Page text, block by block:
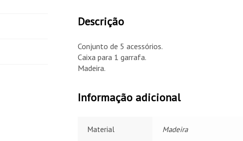
Descrição
Conjunto de 5 acessórios.
Caixa para 1 garrafa.
Madeira.
Informação adicional
Material Madeira